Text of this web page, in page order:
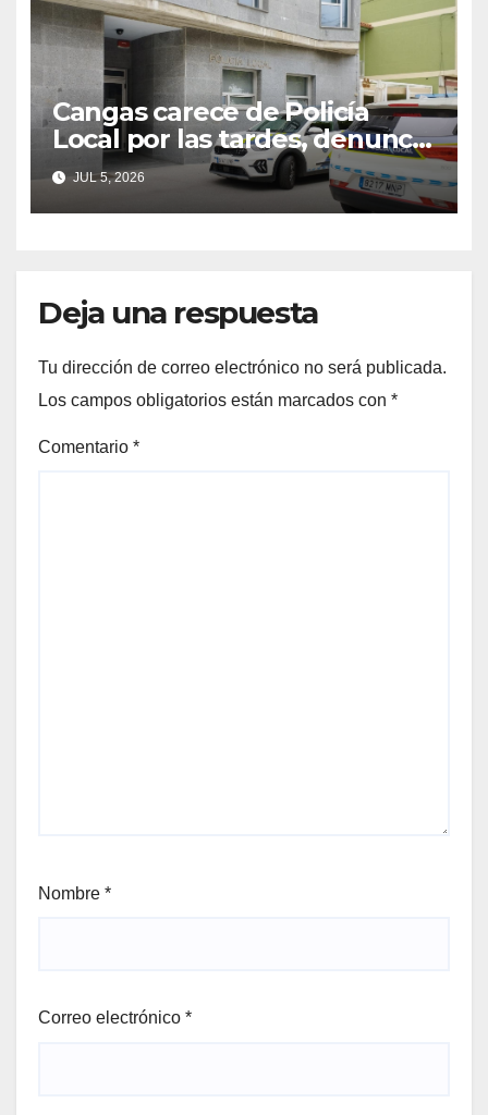
Cangas carece de Policía
Local por las tardes, denuncia
el PP
JUL 5, 2026
Deja una respuesta
Tu dirección de correo electrónico no será publicada.
Los campos obligatorios están marcados con *
Comentario *
Nombre *
Correo electrónico *